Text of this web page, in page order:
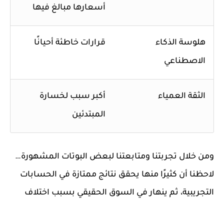
أسعارها مبالغ فيها
هلوسة الذكاء
الاصطناعي
قرارات خاطئة أحيانًا
الثقة العمياء أكبر سبب لخسارة
المبتدئين
ومن خلال تجربتنا ومتابعتنا لبعض البوتات المشهورة…
لاحظنا أن كثيرًا منها يحقق نتائج ممتازة في الحسابات
التجريبية، ثم ينهار في السوق الحقيقي بسبب اختلاف